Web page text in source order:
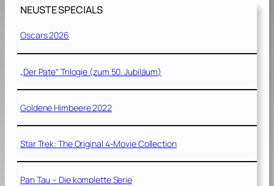
NEUSTE SPECIALS
Oscars 2026
„Der Pate“ Trilogie (zum 50. Jubiläum)
Goldene Himbeere 2022
Star Trek: The Original 4-Movie Collection
Pan Tau – Die komplette Serie